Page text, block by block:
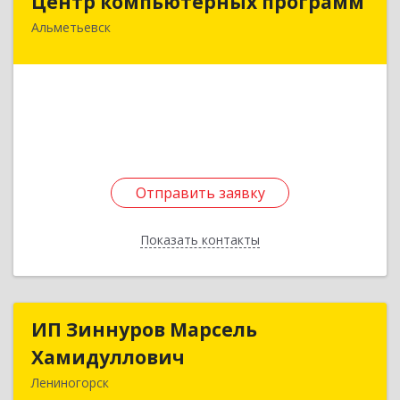
Альметьевск
Отправить заявку
Показать контакты
423450, Татарстан Респ, Альметьевск г,
Отправить заявку
Назад
ИП Зиннуров Марсель
Хамидуллович
Лениногорск
ИП Зиннуров Марсель